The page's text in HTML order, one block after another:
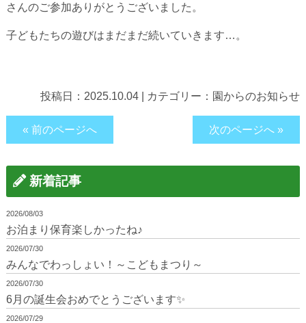
さんのご参加ありがとうございました。
子どもたちの遊びはまだまだ続いていきます…。
投稿日： 2025.10.04 カテゴリー： 園からのお知らせ
« 前のページへ 次のページへ »
新着記事
2026/08/03
お泊まり保育楽しかったね♪
2026/07/30
みんなでわっしょい！～こどもまつり～
2026/07/30
6月の誕生会おめでとうございます✨
2026/07/29